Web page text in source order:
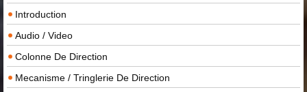
Introduction
Audio / Video
Colonne De Direction
Mecanisme / Tringlerie De Direction